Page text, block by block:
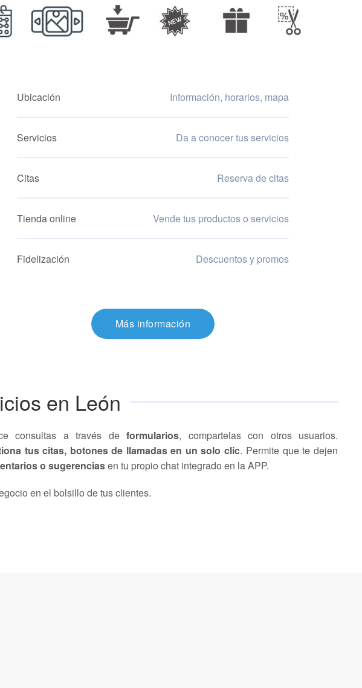
Ubicación Información, horarios, mapa
Servicios Da a conocer tus servicios
Citas Reserva de citas
Tienda online Vende tus productos o servicios
Fidelización Descuentos y promos
Más información
en León
consultas a través de formularios, compartelas con otros usuarios.
tus citas, botones de llamadas en un solo clic. Permite que te dejen
o sugerenciasen tu propio chat integrado en la APP.
en el bolsillo de tus clientes.